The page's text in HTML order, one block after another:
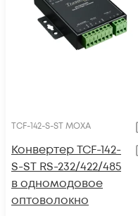
TCF-142-S-ST MOXA
Конвертер TCF-142-
S-ST RS-232/422/485
в одномодовое
оптоволокно